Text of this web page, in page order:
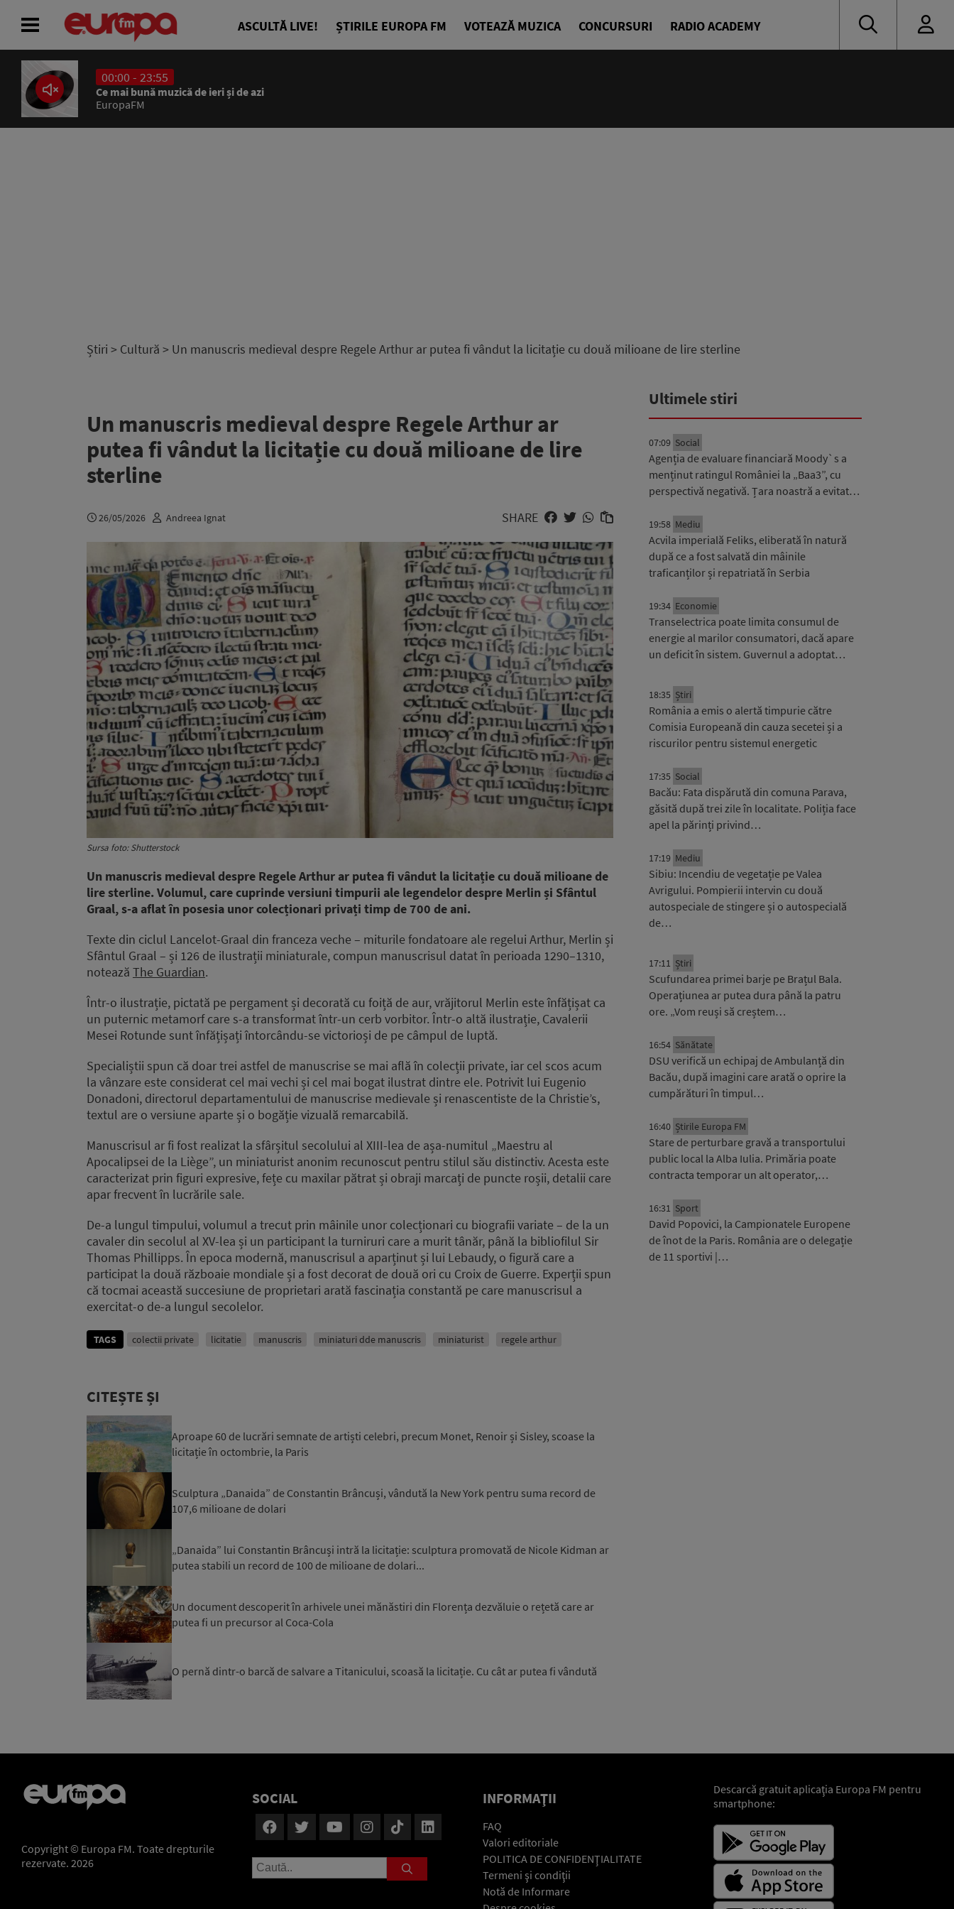
ASCULTĂ LIVE! ȘTIRILE EUROPA FM VOTEAZĂ MUZICA CONCURSURI RADIO ACADEMY
00:00 - 23:55
Ce mai bună muzică de ieri și de azi
EuropaFM
Știri > Cultură > Un manuscris medieval despre Regele Arthur ar putea fi vândut la licitație cu două milioane de lire sterline
Un manuscris medieval despre Regele Arthur ar
putea fi vândut la licitație cu două milioane de lire
sterline
26/05/2026 Andreea Ignat SHARE
Sursa foto: Shutterstock
Un manuscris medieval despre Regele Arthur ar putea fi vândut la licitație cu două milioane de
lire sterline. Volumul, care cuprinde versiuni timpurii ale legendelor despre Merlin și Sfântul
Graal, s-a aflat în posesia unor colecționari privați timp de 700 de ani.
Texte din ciclul Lancelot-Graal din franceza veche – miturile fondatoare ale regelui Arthur, Merlin și
Sfântul Graal – și 126 de ilustrații miniaturale, compun manuscrisul datat în perioada 1290–1310,
notează The Guardian.
Într-o ilustrație, pictată pe pergament și decorată cu foiță de aur, vrăjitorul Merlin este înfățișat ca
un puternic metamorf care s-a transformat într-un cerb vorbitor. Într-o altă ilustrație, Cavalerii
Mesei Rotunde sunt înfățișați întorcându-se victorioși de pe câmpul de luptă.
Specialiștii spun că doar trei astfel de manuscrise se mai află în colecții private, iar cel scos acum
la vânzare este considerat cel mai vechi și cel mai bogat ilustrat dintre ele. Potrivit lui Eugenio
Donadoni, directorul departamentului de manuscrise medievale și renascentiste de la Christie’s,
textul are o versiune aparte și o bogăție vizuală remarcabilă.
Manuscrisul ar fi fost realizat la sfârșitul secolului al XIII-lea de așa-numitul „Maestru al
Apocalipsei de la Liège”, un miniaturist anonim recunoscut pentru stilul său distinctiv. Acesta este
caracterizat prin figuri expresive, fețe cu maxilar pătrat și obraji marcați de puncte roșii, detalii care
apar frecvent în lucrările sale.
De-a lungul timpului, volumul a trecut prin mâinile unor colecționari cu biografii variate – de la un
cavaler din secolul al XV-lea și un participant la turniruri care a murit tânăr, până la bibliofilul Sir
Thomas Phillipps. În epoca modernă, manuscrisul a aparținut și lui Lebaudy, o figură care a
participat la două războaie mondiale și a fost decorat de două ori cu Croix de Guerre. Experții spun
că tocmai această succesiune de proprietari arată fascinația constantă pe care manuscrisul a
exercitat-o de-a lungul secolelor.
TAGS colectii private licitatie manuscris miniaturi dde manuscris miniaturist regele arthur
CITEȘTE ȘI
Aproape 60 de lucrări semnate de artiști celebri, precum Monet, Renoir și Sisley, scoase la
licitație în octombrie, la Paris
Sculptura „Danaida” de Constantin Brâncuși, vândută la New York pentru suma record de
107,6 milioane de dolari
„Danaida” lui Constantin Brâncuși intră la licitație: sculptura promovată de Nicole Kidman ar
putea stabili un record de 100 de milioane de dolari...
Un document descoperit în arhivele unei mănăstiri din Florența dezvăluie o rețetă care ar
putea fi un precursor al Coca-Cola
O pernă dintr-o barcă de salvare a Titanicului, scoasă la licitație. Cu cât ar putea fi vândută
Ultimele stiri
07:09 Social
Agenția de evaluare financiară Moody`s a
menținut ratingul României la „Baa3”, cu
perspectivă negativă. Țara noastră a evitat…
19:58 Mediu
Acvila imperială Feliks, eliberată în natură
după ce a fost salvată din mâinile
traficanților și repatriată în Serbia
19:34 Economie
Transelectrica poate limita consumul de
energie al marilor consumatori, dacă apare
un deficit în sistem. Guvernul a adoptat…
18:35 Știri
România a emis o alertă timpurie către
Comisia Europeană din cauza secetei și a
riscurilor pentru sistemul energetic
17:35 Social
Bacău: Fata dispărută din comuna Parava,
găsită după trei zile în localitate. Poliția face
apel la părinți privind…
17:19 Mediu
Sibiu: Incendiu de vegetație pe Valea
Avrigului. Pompierii intervin cu două
autospeciale de stingere și o autospecială
de…
17:11 Știri
Scufundarea primei barje pe Brațul Bala.
Operațiunea ar putea dura până la patru
ore. „Vom reuși să creștem…
16:54 Sănătate
DSU verifică un echipaj de Ambulanță din
Bacău, după imagini care arată o oprire la
cumpărături în timpul…
16:40 Știrile Europa FM
Stare de perturbare gravă a transportului
public local la Alba Iulia. Primăria poate
contracta temporar un alt operator,…
16:31 Sport
David Popovici, la Campionatele Europene
de înot de la Paris. România are o delegație
de 11 sportivi |…
Copyright © Europa FM. Toate drepturile
rezervate. 2026
SOCIAL INFORMAŢII
FAQ
Valori editoriale
POLITICA DE CONFIDENŢIALITATE
Termeni şi condiţii
Notă de Informare
Descarcă gratuit aplicaţia Europa FM pentru
smartphone:
ACASĂ
ȘTIRI